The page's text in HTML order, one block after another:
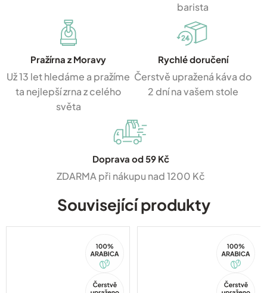
barista
Pražírna z Moravy
Už 13 let hledáme a pražíme
ta nejlepší zrna z celého
světa
Rychlé doručení
Čerstvě upražená káva do
2 dní na vašem stole
Doprava od 59 Kč
ZDARMA při nákupu nad 1200 Kč
Související produkty
Tip
Arabica
Tip
Arabica